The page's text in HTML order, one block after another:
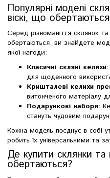
Популярні моделі
віскі, що обертаються
Серед різноманіття склянок та
обертаються, ви знайдете
якої нагоди:
Класичні скляні келихи:
для щоденного
Кришталеві келихи
витонченого матеріалу
Подарункові набори:
стануть чудовим
Кожна модель поєднує в собі
робить їх універсальними та
Де купити склянки та
обертаються?